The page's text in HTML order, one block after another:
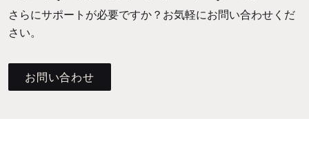
さらにサポートが必要ですか？お気軽にお問い合わせくだ
さい。
お問い合わせ